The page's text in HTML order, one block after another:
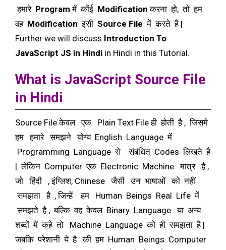
हमारे Program में कोंई Modificationकरना हो, तो हम
वह Modification इसी Source File में करते है |
Further we will discuss Introduction To
JavaScript JS in Hindi in Hindi in this Tutorial.
What is JavaScript Source File
in Hindi
Source File केवल एक Plain Text File ही होती है , जिसमे
हम हमारे समझने योग्य English Language में
Programming Language से संबंधित Codes लिखते है
| लेकिन Computer एक Electronic Machine मात्र है ,
जो हिंदी , इंग्लिश, Chinese जैसी उन भाषाओं को नहीं
समझता है , जिन्हें हम Human Beings Real Life में
समझते है , बल्कि वह केवल Binary Language या अन्य
शब्दों में कहे तो Machine Language को ही समझता है |
जबकि परेशानी ये है की हम Human Beings Computer